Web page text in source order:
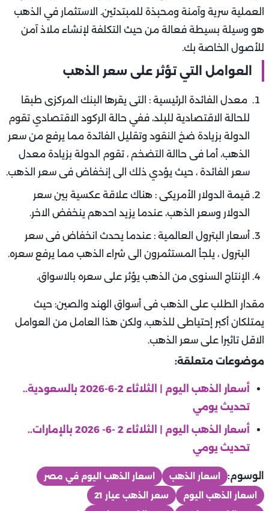
العملية سرية وآمنة ومحبذة للمبتدئين. الاستثمار في الذهب
هو وسيلة بسيطة فعالة من حيث التكلفة لإنشاء ملاذ آمن
للأصول الخاصة بك.
العوامل التي تؤثر على سعر الذهب
معدل الفائدة الرئيسية : التى يقرها البنك المركزى طبقا
للحالة الاقتصادية للبلد، ففي حالة الركود الاقتصادي تقوم
الدولة بزيادة ضخ النقود وتقليل الفائدة مما يرفع من سعر
الذهب، أما فى حاالة التضخم ، تقوم الدولة بزيادة معدل
سعر الفائدة ، حيث يؤدي ذلك الى إنخفاض فى سعر الذهب.
قيمة الدولار الأمريكى : هناك علاقة عكسية بين سعر
الدولار وسعر الذهب، عندما يزيد احدهم ينخفض الاخر.
أسعار البترول العالمية : عندما يحدث انخفاض فى سعر
البترول ، يلجأ المستثمرون الى شراء الذهب مما يرفع سعره.
الإنتاج السنوى من الذهب يؤثر على سعره بالاسواق.
مقدار الطلب على الذهب فى أسواق الهند والصين: حيث
يمتلكان أكبر إحتياطى للذهب، ولكن هذا العامل من العوامل
الاقل تاثيرا على سعر الذهب.
موضوعات متعلقة:
أسعار الذهب اليوم | الثلاثاء 2-6-2026 بالسعودية..
تحديث يومي
أسعار الذهب اليوم | الثلاثاء 2 -6- 2026 بالإمارات..
تحديث يومي
الوسوم: اسعار الذهب
اسعار الذهب اليوم في مصر
اسعار الذهب اليوم
سعر الذهب عيار 21